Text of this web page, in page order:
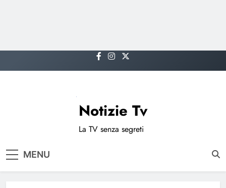
to
Notizie Tv
La TV senza segreti
MENU